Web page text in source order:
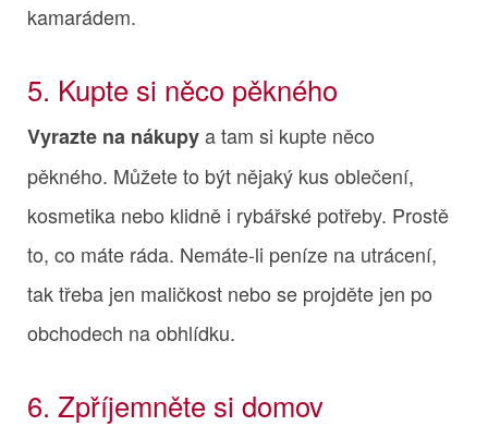
kamarádem.
5. Kupte si něco pěkného
Vyrazte na nákupya tam si kupte něco
pěkného. Můžete to být nějaký kus oblečení,
kosmetika nebo klidně i rybářské potřeby. Prostě
to, co máte ráda. Nemáte-li peníze na utrácení,
tak třeba jen maličkost nebo se projděte jen po
obchodech na obhlídku.
6. Zpříjemněte si domov